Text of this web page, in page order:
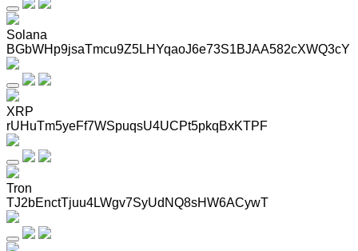
Solana
BGbWHp9jsaTmcu9Z5LHYqaoJ6e73S1BJAA582cXWQ3cY
XRP
rUHuTm5yeFf7WSpuqsU4UCPt5pkqBxKTPF
Tron
TJ2bEnctTjuu4LWgv7SyUdNQ8sHW6ACywT